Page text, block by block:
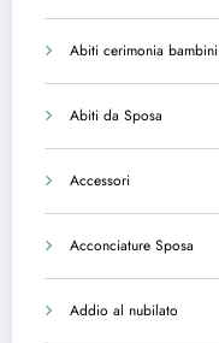
Abiti cerimonia bambini
Abiti da Sposa
Accessori
Acconciature Sposa
Addio al nubilato